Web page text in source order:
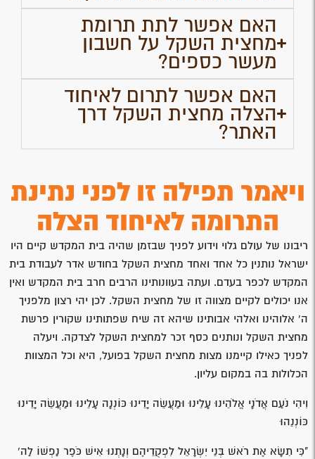
האם אפשר לתת תרומת
מחצית השקל על חשבון
מעשר כספים?
האם אפשר לתרום לאיחוד
הצלה מחצית השקל דרך
האתר?
ויאמר תפילה זו לפני נתינת
התרומה לאיחוד הצלה
ריבונו של עולם גלוי וידוע לפניך שבזמן שהיה בית המקדש קיים היו
ישראל נותנין כל אחד ואחד מחצית השקל בחודש אדר לעבודת בית
המקדש לכפר בעדם. ועתה בעוונותינו הרבים חרב בית המקדש ואין
אנו יכולים לקיים מצווה זו של מחצית השקל. לכן יהי רצון מלפניך
ה' אלוהינו ואלהי אבותינו שיהא זה שיח שפתותינו שקורין פרשת
מחצית השקל ונותנים כסף זכר למחצית השקל לצדקה. ויעלה
לפניך כאילו קיימנו מצות מחצית השקל בפועל, היא וכל המצוות
הכלולות בה במקום עליון.
וִיהִי נֹעַם אֲדֹנָי אֱלֹהֵינוּ עָלֵינוּ וּמַעֲשֵׂה יָדֵינוּ כּוֹנְנָה עָלֵינוּ וּמַעֲשֵׂה יָדֵינוּ
כּוֹנְנֵהוּ
"כִּי תִשָּׂא אֶת רֹאשׁ בְּנֵי יִשְׂרָאֵל לִפְקֻדֵיהֶם וְנָתְנוּ אִישׁ כֹּפֶר נַפְשׁוֹ לַה'